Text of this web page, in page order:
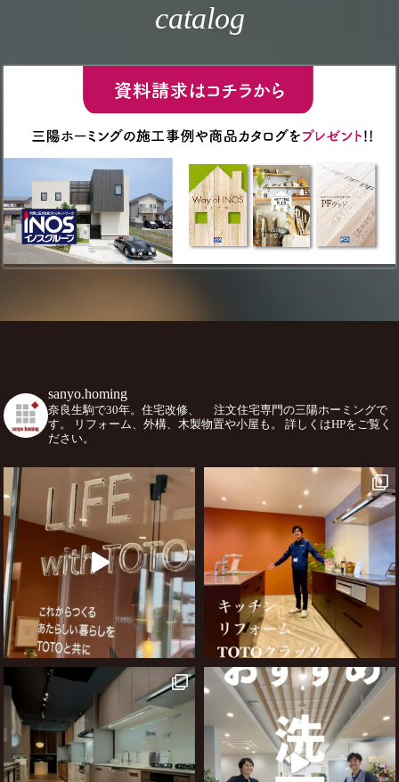
catalog
sanyo.homing
奈良生駒で30年。住宅改修、
注文住宅専門の三陽ホーミングで
す。
リフォーム、外構、木製物置や小屋も。
詳しくはHPをご覧く
ださい。